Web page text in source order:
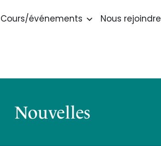
Cours/événements Nous rejoindre
Nouvelles